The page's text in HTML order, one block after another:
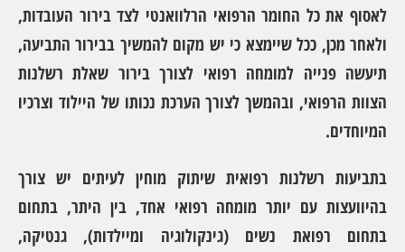
לאסוף את כל החומר הרפואי הרלוואנטי לצד בירור העובדות,
ולאחר מכן, ככל שיימצא כי יש מקום להמשיך בבירור התביעה,
תיעשה פנייה למומחה רפואי לצורך בירור שאלת רשלנות
הצוות הרפואי, ובהמשך לצורך הערכת נכותו של היילוד וצרכיו
המיוחדים.
בתביעות רשלנות רפואית שיתוק מוחין לעיתים יש צורך
בהיוועצות עם יותר מומחה רפואי אחד, בין היתר, בתחום
בתחום רפואת נשים (גינקולוגיה ומיילדות), גנטיקה,